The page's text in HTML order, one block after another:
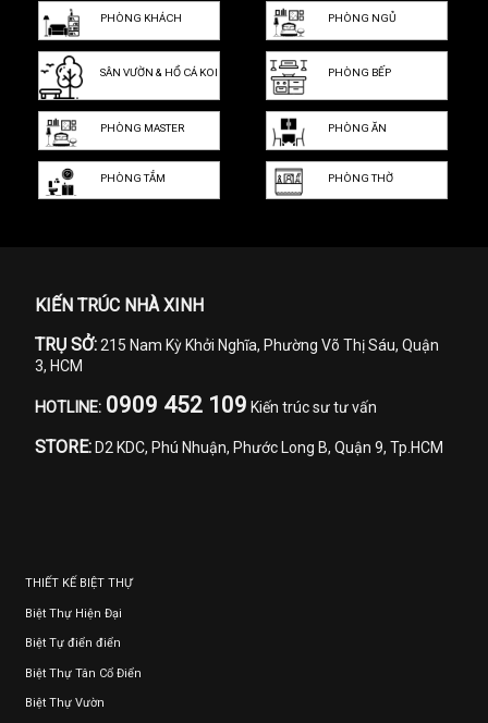
PHÒNG KHÁCH PHÒNG NGỦ
SÂN VƯỜN & HỒ CÁ KOI PHÒNG BẾP
PHÒNG MASTER PHÒNG ĂN
PHÒNG TẮM PHÒNG THỜ
KIẾN TRÚC NHÀ XINH
TRỤ SỞ: 215 Nam Kỳ Khởi Nghĩa, Phường Võ Thị Sáu, Quận
3, HCM
HOTLINE: 0909 452 109 Kiến trúc sư tư vấn
STORE: D2 KDC, Phú Nhuận, Phước Long B, Quận 9, Tp.HCM
THIẾT KẾ BIỆT THỰ
Biệt Thự Hiện Đại
Biệt Tự điển điển
Biệt Thự Tân Cổ Điển
Biệt Thự Vườn